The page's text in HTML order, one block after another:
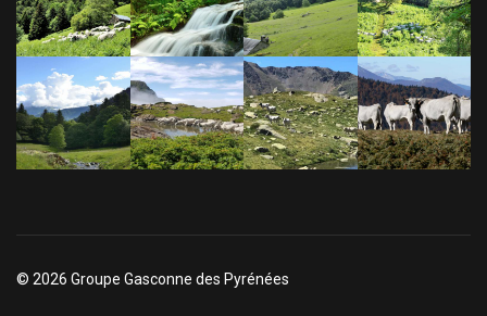
© 2026 Groupe Gasconne des Pyrénées